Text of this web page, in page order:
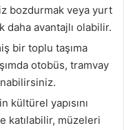
bozdurmak veya yurt
daha avantajlı olabilir.
bir toplu taşıma
otobüs, tramvay
kültürel yapısını
katılabilir, müzeleri